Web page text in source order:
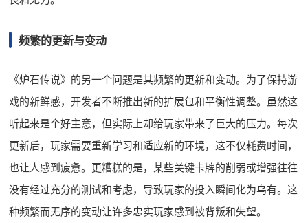
频繁的更新与变动
《炉石传说》的另一个问题是其频繁的更新和变动。为了保持游
戏的新鲜感，开发者不断推出新的扩展包和平衡性调整。虽然这
听起来是个好主意，但实际上却给玩家带来了巨大的压力。每次
更新后，玩家需要重新学习和适应新的环境，这不仅耗费时间，
也让人感到疲惫。更糟糕的是，某些关键卡牌的削弱或增强往往
没有经过充分的测试和考虑，导致玩家的投入瞬间化为乌有。这
种频繁而无序的变动让许多忠实玩家感到被背叛和失望。